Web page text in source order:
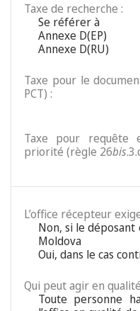
Taxe de recherche :
Se référer à
Annexe D(EP)
Annexe D(RU)
Taxe pour le
PCT) :
Taxe pour requête
priorité (règle 26bis
L’office récepteur
Non, si le
Moldova
Oui, dans le cas
Qui peut agir en
Toute personne